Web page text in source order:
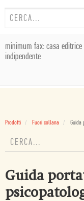
minimum fax: casa editrice
indipendente
Prodotti Fuori collana Guida
Guida